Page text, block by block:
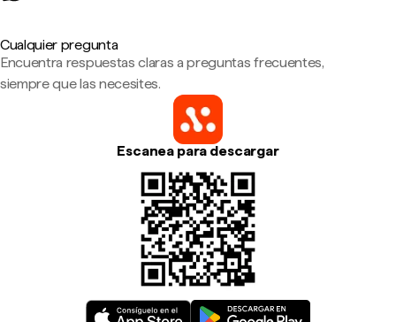
Cualquier pregunta
Encuentra respuestas claras a preguntas frecuentes,
siempre que las necesites.
Escanea para descargar